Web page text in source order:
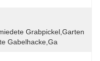
Grabpickel,Garten
Gabelhacke,Ga